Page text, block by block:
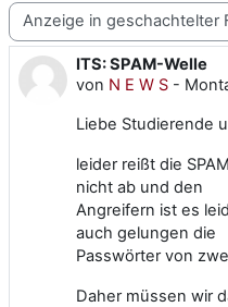
Anzeigemodus
ITS: SPAM-Welle
von N E W S -
Anzahl Antworten: 0
Liebe Studierende
leider reißt die
nicht ab und den
Angreifern ist es
auch gelungen die
Passwörter von
Daher müssen wir